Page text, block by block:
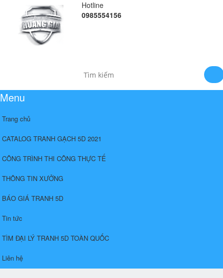
Hotline
0985554156
Menu
Trang chủ
CATALOG TRANH GẠCH 5D 2021
CÔNG TRÌNH THI CÔNG THỰC TẾ
THÔNG TIN XƯỞNG
BÁO GIÁ TRANH 5D
Tin tức
TÌM ĐẠI LÝ TRANH 5D TOÀN QUỐC
Liên hệ